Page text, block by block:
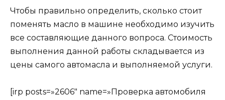
Чтобы правильно определить, сколько стоит
поменять масло в машине необходимо изучить
все составляющие данного вопроса. Стоимость
выполнения данной работы складывается из
цены самого автомасла и выполняемой услуги.
[irp posts=»2606″ name=»Проверка автомобиля